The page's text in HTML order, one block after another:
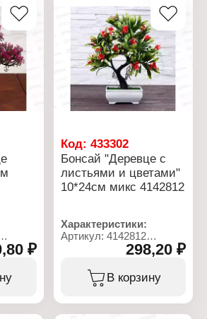
Размер: 10х17,5 см
Материал: пластик
Цвет: в ассортименте
₽
Код:433302
Бонсай "Деревце с
листьями и цветами"
10*24см микс 4142812
Характеристики:
Артикул: 4142812
Декоративное украшение
Вариация: Бонсай
Дизайн: Искусственный
298,20 ₽
В корзину